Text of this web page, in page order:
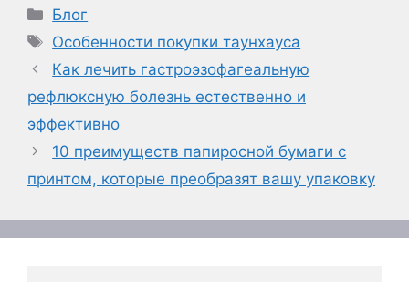
Рубрики
Блог
Метки
Особенности покупки таунхауса
Как лечить гастроэзофагеальную
рефлюксную болезнь естественно и
эффективно
10 преимуществ папиросной бумаги с
принтом, которые преобразят вашу упаковку